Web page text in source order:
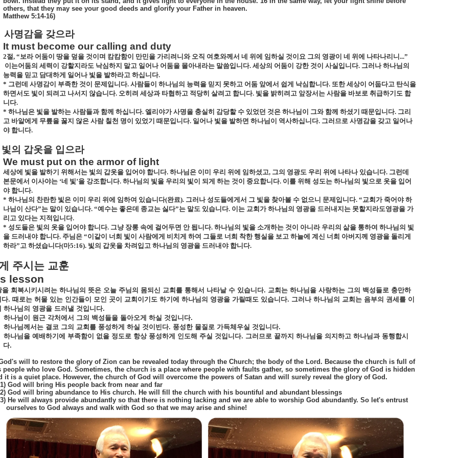
others, that they may see your good deeds and glorify your Father in heaven.
Matthew 5:14-16)
사명감을 갖으라
It must become our calling and duty
2절, “보라 어둠이 땅을 덮을 것이며 캄캄함이 만민을 가리려니와 오직 여호와께서 네 위에 임하실 것이요 그의 영광이 네 위에 나타나리니 ...”
이는어둠의 세력이 강할지라도 낙심하지 말고 일어나 어둠을 몰아내라는 말씀입니다. 세상의 어둠이 강한 것이 사실입니다. 그러나 하나님의
능력을 믿고 담대하게 일어나 빛을 발하라고 하십니다.
* 그런데 사명감이 부족한 것이 문제입니다. 사람들이 하나님의 능력을 믿지 못하고 어둠 앞에서 쉽게 낙심합니다. 또한 세상이 어둡다고 탄식을
하면서도 빛이 되려고 나서지 않습니다. 오히려 세상과 타협하고 적당히 살려고 합니다. 빛을 밝히려고 앞장서는 사람을 바보로 취급하기도 합
니다.
* 하나님은 빛을 발하는 사람들과 함께 하십니다. 엘리야가 사명을 충실히 감당할 수 있었던 것은 하나님이 그와 함께 하셨기 때문입니다. 그리
고 바알에게 무릎을 꿇지 않은 사람 칠천 명이 있었기 때문입니다. 일어나 빛을 발하면 하나님이 역사하십니다. 그러므로 사명감을 갖고 일어나
야 합니다.
빛의 갑옷을 입으라
We must put on the armor of light
세상에 빛을 발하기 위해서는 빛의 갑옷을 입어야 합니다. 하나님은 이미 우리 위에 임하셨고, 그의 영광도 우리 위에 나타나 있습니다. 그런데
본문에서 이사야는 ‘네 빛’을 강조합니다. 하나님의 빛을 우리의 빛이 되게 하는 것이 중요합니다. 이를 위해 성도는 하나님의 빛으로 옷을 입어
야 합니다.
* 하나님의 찬란한 빛은 이미 우리 위에 임하여 있습니다(완료). 그러나 성도들에게서 그 빛을 찾아볼 수 없으니 문제입니다. “교회가 죽어야 하
나님이 산다”는 말이 있습니다. “예수는 좋은데 종교는 싫다”는 말도 있습니다. 이는 교회가 하나님의 영광을 드러내지는 못할지라도영광을 가
리고 있다는 지적입니다.
* 성도들은 빛의 옷을 입어야 합니다. 그냥 장롱 속에 걸어두면 안 됩니다. 하나님의 빛을 소개하는 것이 아니라 우리의 삶을 통하여 하나님의 빛
을 드러내야 합니다. 주님은 “이같이 너희 빛이 사람에게 비치게 하여 그들로 너희 착한 행실을 보고 하늘에 계신 너희 아버지께 영광을 돌리게
하라”고 하셨습니다(마5:16). 빛의 갑옷을 차려입고 하나님의 영광을 드러내야 합니다.
주시는 교훈
lesson
을 회복시키시려는 하나님의 뜻은 오늘 주님의 몸되신 교회를 통해서 나타날 수 있습니다. 교회는 하나님을 사랑하는 그의 백성들로 충만하
다. 때로는 허물 있는 인간들이 모인 곳이 교회이기도 하기에 하나님의 영광을 가릴때도 있습니다. 그러나 하나님의 교회는 음부의 권세를 이
하나님의 영광을 드러낼 것입니다.
하나님이
원근 각처에서 그의 백성들을 돌아오게 하실 것입니다.
하나님께서는 결코 그의 교회를 풍성하게 하실 것이빈다. 풍성한 물질로 가득체우실 것입니다.
하나님을 예배하기에 부족함이 없을 정도로 항상 풍성하게 인도해 주실 것입니다. 그러므로 끝까지 하나님을 의지하고 하나님과 동행합시
다.
will to restore the glory of Zion can be revealed today through the Church; the body of the Lord. Because the church is full of
people who love God. Sometimes, the church is a place where people with faults gather, so sometimes the glory of God is hidden
it is a quiet place. However, the church of God will overcome the powers of Satan and will surely reveal the glory of God.
1) God will bring His people back from near and far
2) God will bring abundance to His church. He will fill the church with his bountiful and abundant blessings
3) He will always provide abundantly so that there is nothing lacking and we are able to worship God abundantly. So let's entrust
ourselves to God always and walk with God so that we may arise and shine!